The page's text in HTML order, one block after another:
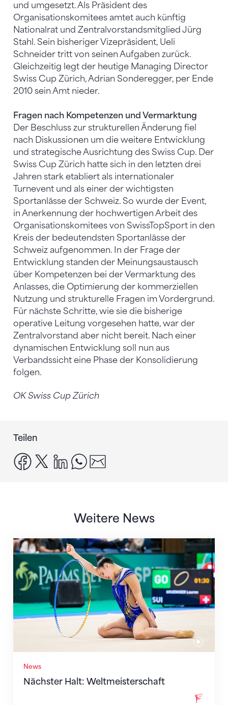
und umgesetzt. Als Präsident des
Organisationskomitees amtet auch künftig
Nationalrat und Zentralvorstandsmitglied Jürg
Stahl. Sein bisheriger Vizepräsident, Ueli
Schneider tritt von seinen Aufgaben zurück.
Gleichzeitig legt der heutige Managing Director
Swiss Cup Zürich, Adrian Sonderegger, per Ende
2010 sein Amt nieder.
Fragen nach Kompetenzen und Vermarktung
Der Beschluss zur strukturellen Änderung fiel
nach Diskussionen um die weitere Entwicklung
und strategische Ausrichtung des Swiss Cup. Der
Swiss Cup Zürich hatte sich in den letzten drei
Jahren stark etabliert als internationaler
Turnevent und als einer der wichtigsten
Sportanlässe der Schweiz. So wurde der Event,
in Anerkennung der hochwertigen Arbeit des
Organisationskomitees von SwissTopSport in den
Kreis der bedeutendsten Sportanlässe der
Schweiz aufgenommen. In der Frage der
Entwicklung standen der Meinungsaustausch
über Kompetenzen bei der Vermarktung des
Anlasses, die Optimierung der kommerziellen
Nutzung und strukturelle Fragen im Vordergrund.
Für nächste Schritte, wie sie die bisherige
operative Leitung vorgesehen hatte, war der
Zentralvorstand aber nicht bereit. Nach einer
dynamischen Entwicklung soll nun aus
Verbandssicht eine Phase der Konsolidierung
folgen.
OK Swiss Cup Zürich
Teilen
facebook
x linkedinwhatsapp
Weitere News
News
Nächster Halt: Weltmeisterschaft
Nächster Halt: Weltmeisterschaft